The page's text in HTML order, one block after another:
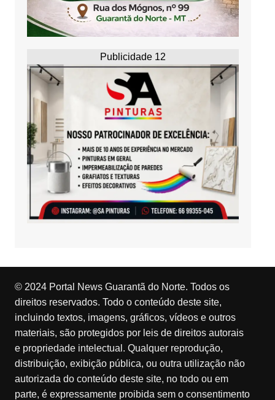
Publicidade 12
© 2024 Portal News Guarantã do Norte. Todos os
direitos reservados. Todo o conteúdo deste site,
incluindo textos, imagens, gráficos, vídeos e outros
materiais, são protegidos por leis de direitos autorais
e propriedade intelectual. Qualquer reprodução,
distribuição, exibição pública, ou outra utilização não
autorizada do conteúdo deste site, no todo ou em
parte, é expressamente proibida sem o consentimento